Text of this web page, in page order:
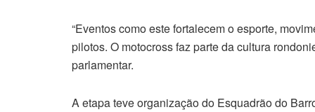
“Eventos como este fortalecem o esporte,
pilotos. O motocross faz parte da cultura
parlamentar.
A etapa teve organização do Esquadrão do